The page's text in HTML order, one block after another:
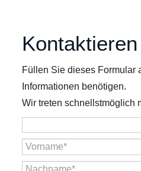
Füllen Sie dieses Formular
Informationen benötigen.
Wir treten schnellstmöglich